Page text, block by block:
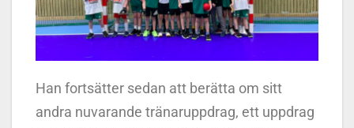
Han fortsätter sedan att berätta om sitt
andra nuvarande tränaruppdrag, ett uppdrag